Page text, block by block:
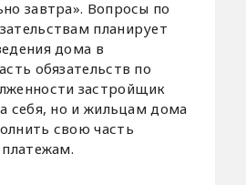
завтра». Вопросы по
планирует
дома в
обязательств по
застройщик
себя, но и жильцам дома
свою часть